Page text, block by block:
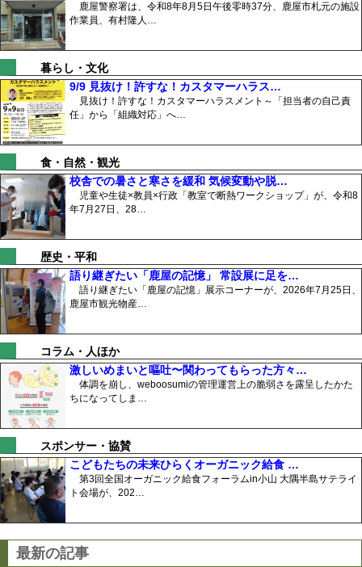
鹿屋警察署は、令和8年8月5日午後零時37分、鹿屋市札元の施設
作業員、有村隆人…
暮らし・文化
9/9 見抜け！許すな！カスタマーハラス…
見抜け！許すな！カスタマーハラスメント～「担当者の自己責
任」から「組織対応」へ…
食・自然・観光
校舎での暑さと寒さを緩和 気候変動や脱…
児童や生徒×教員×行政「教室で断熱ワークショップ」が、令和8
年7月27日、28…
歴史・平和
語り継ぎたい「鹿屋の記憶」 常設展に足を…
語り継ぎたい「鹿屋の記憶」展示コーナーが、2026年7月25日、
鹿屋市観光物産…
コラム・人ほか
激しいめまいと嘔吐〜関わってもらった方々…
体調を崩し、weboosumiの管理運営上の脆弱さを露呈したかた
ちになってしま…
スポンサー・協賛
こどもたちの未来ひらくオーガニック給食 …
第3回全国オーガニック給食フォーラムin小山 大隅半島サテライ
ト会場が、202…
最新の記事